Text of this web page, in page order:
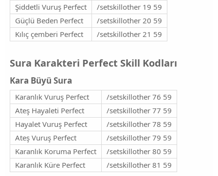
Şiddetli Vuruş Perfect
/setskillother 19 59
Güçlü Beden Perfect
/setskillother 20 59
Kılıç çemberi Perfect
/setskillother 21 59
Sura Karakteri Perfect Skill Kodları​
Kara Büyü Sura​
Karanlık Vuruş Perfect
/setskillother 76 59
Ateş Hayaleti Perfect
/setskillother 77 59
Hayalet Vuruş Perfect
/setskillother 78 59
Ateş Vuruş Perfect
/setskillother 79 59
Karanlık Koruma Perfect
/setskillother 80 59
Karanlık Küre Perfect
/setskillother 81 59